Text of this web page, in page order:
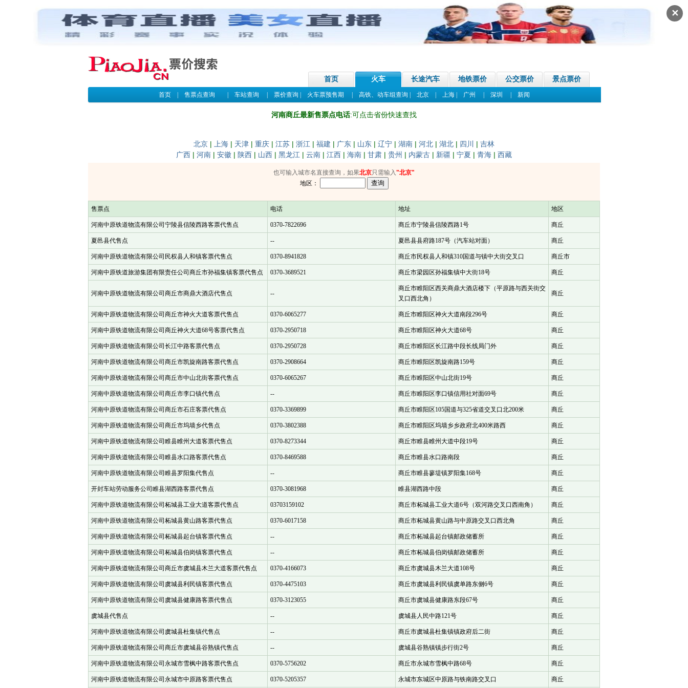
✕
首页 火车 长途汽车 地铁票价 公交票价 景点票价
首页| 售票点查询 车站查询 票价查询 火车票预售期 高铁、动车组查询 北京| 上海| 广州 深圳 新闻
河南商丘最新售票点电话:可点击省份快速查找
北京 | 上海 | 天津 | 重庆 | 江苏 | 浙江 | 福建 | 广东 | 山东 | 辽宁 | 湖南 | 河北 | 湖北 | 四川 | 吉林
广西 | 河南 | 安徽 | 陕西 | 山西 | 黑龙江 | 云南 | 江西 | 海南 | 甘肃 | 贵州 | 内蒙古 | 新疆 | 宁夏 | 青海 | 西藏
也可输入城市名直接查询，如果北京只需输入"北京"
地区：
售票点 电话 地址 地区
河南中原铁道物流有限公司宁陵县信陵西路客票代售点 0370-7822696 商丘市宁陵县信陵西路1号 商丘
夏邑县代售点 -- 夏邑县县府路187号（汽车站对面） 商丘
河南中原铁道物流有限公司民权县人和镇客票代售点 0370-8941828 商丘市民权县人和镇310国道与镇中大街交叉口 商丘市
河南中原铁道旅游集团有限责任公司商丘市孙福集镇客票代售点 0370-3689521 商丘市梁园区孙福集镇中大街18号 商丘
河南中原铁道物流有限公司商丘市商鼎大酒店代售点 --
商丘市睢阳区西关商鼎大酒店楼下（平原路与西关街交
叉口西北角）
商丘
河南中原铁道物流有限公司商丘市神火大道客票代售点 0370-6065277 商丘市睢阳区神火大道南段296号 商丘
河南中原铁道物流有限公司商丘神火大道68号客票代售点 0370-2950718 商丘市睢阳区神火大道68号 商丘
河南中原铁道物流有限公司长江中路客票代售点 0370-2950728 商丘市睢阳区长江路中段长线局门外 商丘
河南中原铁道物流有限公司商丘市凯旋南路客票代售点 0370-2908664 商丘市睢阳区凯旋南路159号 商丘
河南中原铁道物流有限公司商丘市中山北街客票代售点 0370-6065267 商丘市睢阳区中山北街19号 商丘
河南中原铁道物流有限公司商丘市李口镇代售点 -- 商丘市睢阳区李口镇信用社对面69号 商丘
河南中原铁道物流有限公司商丘市石庄客票代售点 0370-3369899 商丘市睢阳区105国道与325省道交叉口北200米 商丘
河南中原铁道物流有限公司商丘市坞墙乡代售点 0370-3802388 商丘市睢阳区坞墙乡乡政府北400米路西 商丘
河南中原铁道物流有限公司睢县睢州大道客票代售点 0370-8273344 商丘市睢县睢州大道中段19号 商丘
河南中原铁道物流有限公司睢县水口路客票代售点 0370-8469588 商丘市睢县水口路南段 商丘
河南中原铁道物流有限公司睢县罗阳集代售点 -- 商丘市睢县蓼堤镇罗阳集168号 商丘
开封车站劳动服务公司睢县湖西路客票代售点 0370-3081968 睢县湖西路中段 商丘
河南中原铁道物流有限公司柘城县工业大道客票代售点 03703159102 商丘市柘城县工业大道6号（双河路交叉口西南角） 商丘
河南中原铁道物流有限公司柘城县黄山路客票代售点 0370-6017158 商丘市柘城县黄山路与中原路交叉口西北角 商丘
河南中原铁道物流有限公司柘城县起台镇客票代售点 -- 商丘市柘城县起台镇邮政储蓄所 商丘
河南中原铁道物流有限公司柘城县伯岗镇客票代售点 -- 商丘市柘城县伯岗镇邮政储蓄所 商丘
河南中原铁道物流有限公司商丘市虞城县木兰大道客票代售点 0370-4166073 商丘市虞城县木兰大道108号 商丘
河南中原铁道物流有限公司虞城县利民镇客票代售点 0370-4475103 商丘市虞城县利民镇虞单路东侧6号 商丘
河南中原铁道物流有限公司虞城县健康路客票代售点 0370-3123055 商丘市虞城县健康路东段67号 商丘
虞城县代售点 -- 虞城县人民中路121号 商丘
河南中原铁道物流有限公司虞城县杜集镇代售点 -- 商丘市虞城县杜集镇镇政府后二街 商丘
河南中原铁道物流有限公司商丘市虞城县谷熟镇代售点 -- 虞城县谷熟镇镇步行街2号 商丘
河南中原铁道物流有限公司永城市雪枫中路客票代售点 0370-5756202 商丘市永城市雪枫中路68号 商丘
河南中原铁道物流有限公司永城市中原路客票代售点 0370-5205357 永城市东城区中原路与铁南路交叉口 商丘